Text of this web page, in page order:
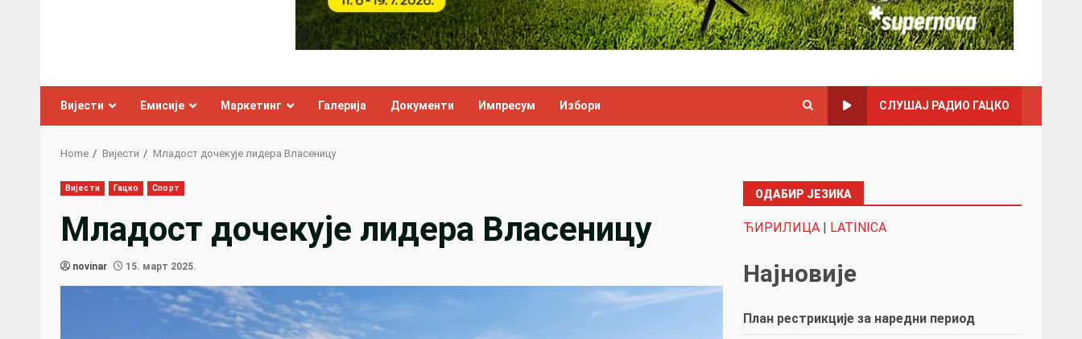
Вијести Емисије Маркетинг Галерија Документи Импресум Избори СЛУШАЈ РАДИО ГАЦКО
Home Вијести Младост дочекује лидера Власеницу
Вијести Гацко Спорт
Младост дочекује лидера Власеницу
novinar 15. март 2025.
ОДАБИР ЈЕЗИКА
ЋИРИЛИЦА | LATINICA
Најновије
План рестрикције за наредни период